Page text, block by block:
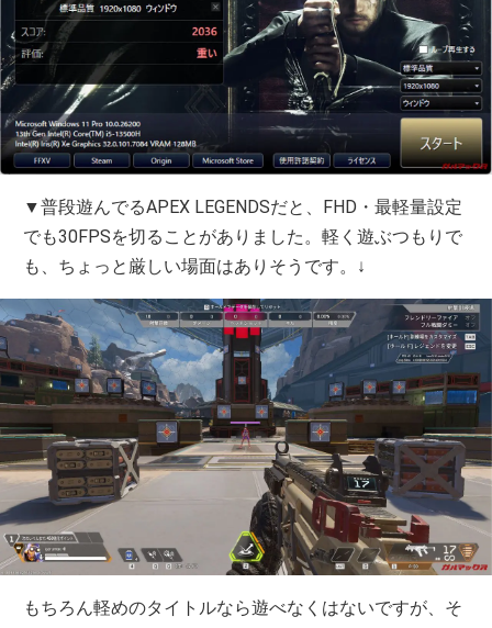
▼普段遊んでるAPEX LEGENDSだと、FHD・最軽量設定
でも30FPSを切ることがありました。軽く遊ぶつもりで
も、ちょっと厳しい場面はありそうです。↓
もちろん軽めのタイトルなら遊べなくはないですが、そ